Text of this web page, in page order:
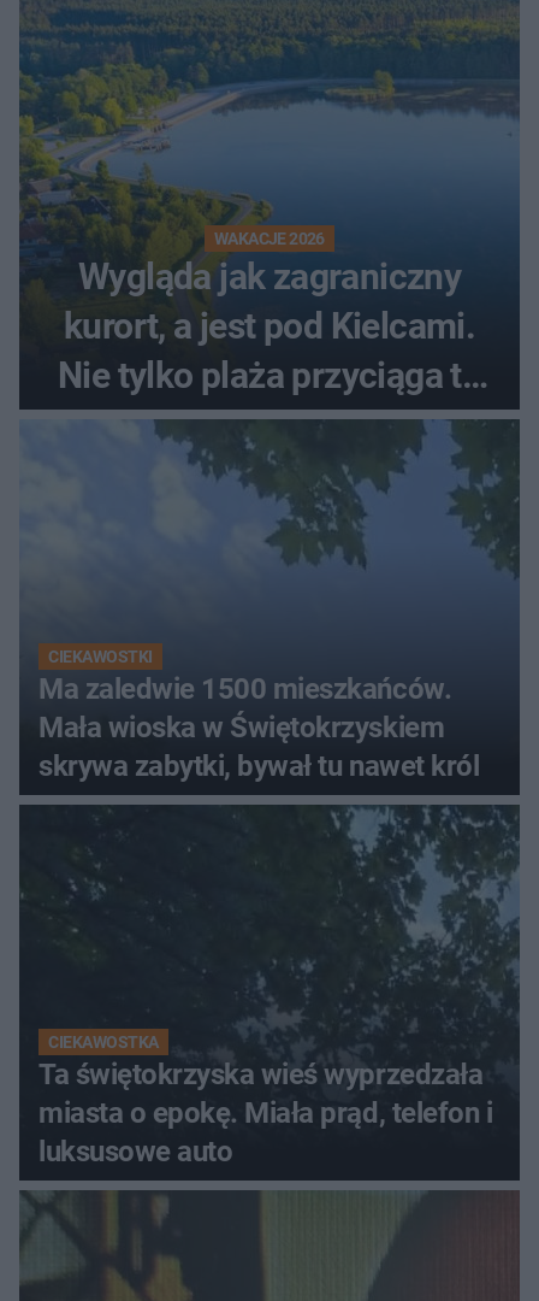
WAKACJE 2026
Wygląda jak zagraniczny
kurort, a jest pod Kielcami.
Nie tylko plaża przyciąga tu
ludzi
CIEKAWOSTKI
Ma zaledwie 1500 mieszkańców.
Mała wioska w Świętokrzyskiem
skrywa zabytki, bywał tu nawet król
CIEKAWOSTKA
Ta świętokrzyska wieś wyprzedzała
miasta o epokę. Miała prąd, telefon i
luksusowe auto